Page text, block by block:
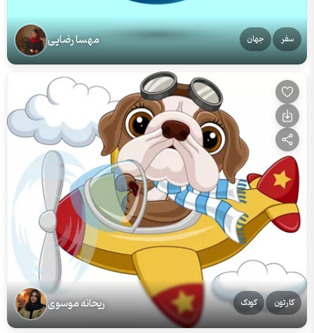
سفر جهان مهسا رضایی
کارتون کودک ریحانه موسوی